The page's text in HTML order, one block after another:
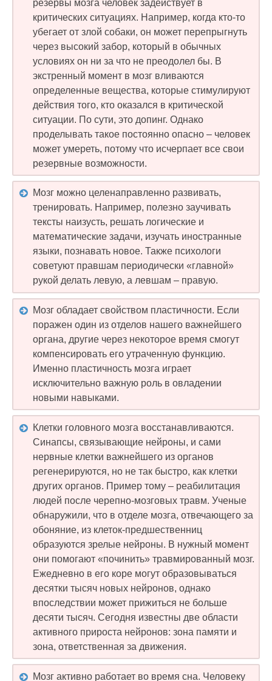
резервы мозга человек задействует в
критических ситуациях. Например, когда кто-то
убегает от злой собаки, он может перепрыгнуть
через высокий забор, который в обычных
условиях он ни за что не преодолел бы. В
экстренный момент в мозг вливаются
определенные вещества, которые стимулируют
действия того, кто оказался в критической
ситуации. По сути, это допинг. Однако
проделывать такое постоянно опасно – человек
может умереть, потому что исчерпает все свои
резервные возможности.
Мозг можно целенаправленно развивать,
тренировать. Например, полезно заучивать
тексты наизусть, решать логические и
математические задачи, изучать иностранные
языки, познавать новое. Также психологи
советуют правшам периодически «главной»
рукой делать левую, а левшам – правую.
Мозг обладает свойством пластичности. Если
поражен один из отделов нашего важнейшего
органа, другие через некоторое время смогут
компенсировать его утраченную функцию.
Именно пластичность мозга играет
исключительно важную роль в овладении
новыми навыками.
Клетки головного мозга восстанавливаются.
Синапсы, связывающие нейроны, и сами
нервные клетки важнейшего из органов
регенерируются, но не так быстро, как клетки
других органов. Пример тому – реабилитация
людей после черепно-мозговых травм. Ученые
обнаружили, что в отделе мозга, отвечающего за
обоняние, из клеток-предшественниц
образуются зрелые нейроны. В нужный момент
они помогают «починить» травмированный мозг.
Ежедневно в его коре могут образовываться
десятки тысяч новых нейронов, однако
впоследствии может прижиться не больше
десяти тысяч. Сегодня известны две области
активного прироста нейронов: зона памяти и
зона, ответственная за движения.
Мозг активно работает во время сна. Человеку